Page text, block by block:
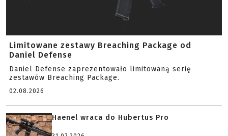
Limitowane zestawy Breaching Package od
Daniel Defense
Daniel Defense zaprezentowało limitowaną serię
zestawów Breaching Package.
02.08.2026
Haenel wraca do Hubertus Pro